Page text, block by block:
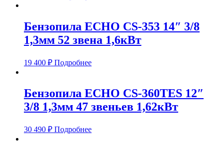
Бензопила ECHO CS-353 14″ 3/8
1,3мм 52 звена 1,6кВт
19 400 ₽ Подробнее
Бензопила ECHO CS-360TES 12″
3/8 1,3мм 47 звеньев 1,62кВт
30 490 ₽ Подробнее